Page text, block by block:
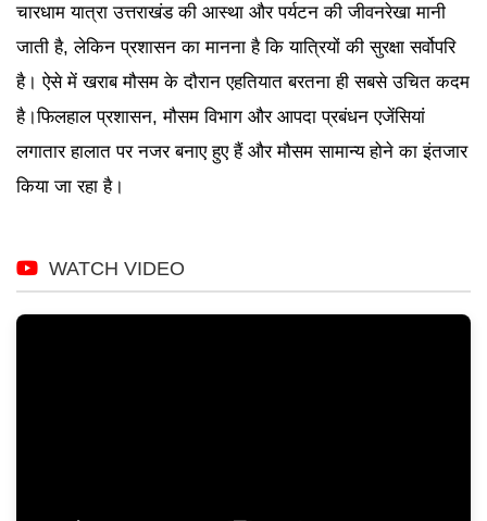
चारधाम यात्रा उत्तराखंड की आस्था और पर्यटन की जीवनरेखा मानी
जाती है, लेकिन प्रशासन का मानना है कि यात्रियों की सुरक्षा सर्वोपरि
है। ऐसे में खराब मौसम के दौरान एहतियात बरतना ही सबसे उचित कदम
है।फिलहाल प्रशासन, मौसम विभाग और आपदा प्रबंधन एजेंसियां
लगातार हालात पर नजर बनाए हुए हैं और मौसम सामान्य होने का इंतजार
किया जा रहा है।
WATCH VIDEO